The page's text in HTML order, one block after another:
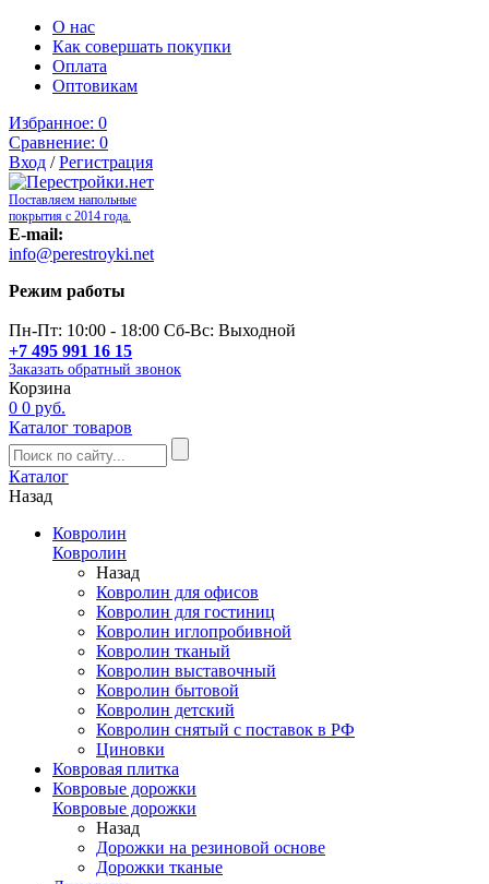
О нас
Как совершать покупки
Оплата
Оптовикам
Избранное: 0
Сравнение: 0
Вход /Регистрация
Поставляем напольные
покрытия с 2014 года.
E-mail:
info@perestroyki.net
Режим работы
Пн-Пт: 10:00 - 18:00 Сб-Вс: Выходной
+7 495 991 16 15
Заказать обратный звонок
Корзина
0 0 руб.
Каталог товаров
Каталог
Назад
Ковролин
Ковролин
Назад
Ковролин для офисов
Ковролин для гостиниц
Ковролин иглопробивной
Ковролин тканый
Ковролин выставочный
Ковролин бытовой
Ковролин детский
Ковролин снятый с поставок в РФ
Циновки
Ковровая плитка
Ковровые дорожки
Ковровые дорожки
Назад
Дорожки на резиновой основе
Дорожки тканые